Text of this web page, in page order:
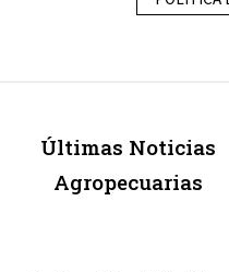
Últimas Noticias
Agropecuarias